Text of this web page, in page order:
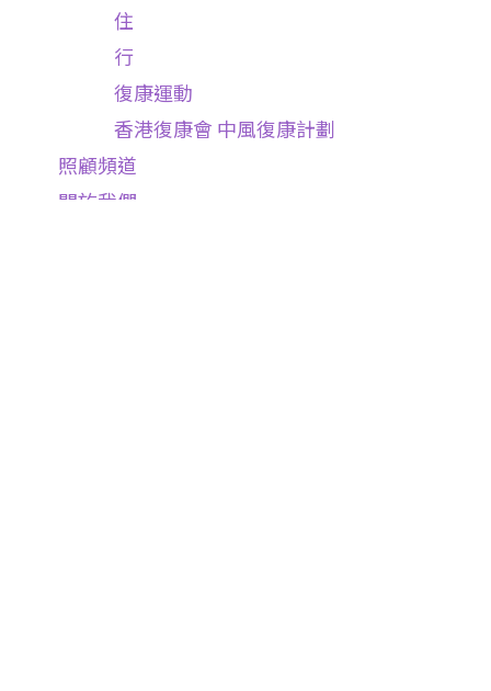
住
行
復康運動
香港復康會 中風復康計劃
照顧頻道
關於我們